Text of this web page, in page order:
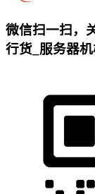
微信扫一扫，
行货_服务器